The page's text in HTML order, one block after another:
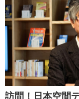
訪問！日本空間